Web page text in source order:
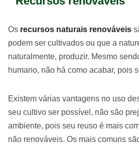
Os recursos naturais renováveis
podem ser cultivados ou que a
naturalmente, produzir. Mesmo
humano, não há como acabar, pois
Existem várias vantagens no uso
seu cultivo ser possível, não são
ambiente, pois seu reuso é mais
não renováveis. Os mais comuns